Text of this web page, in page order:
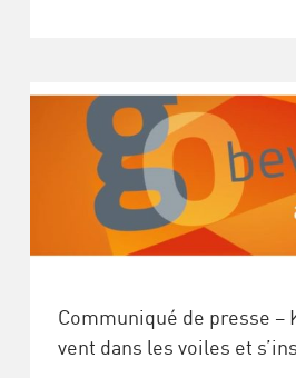
Communiqué de presse –
vent dans les voiles et